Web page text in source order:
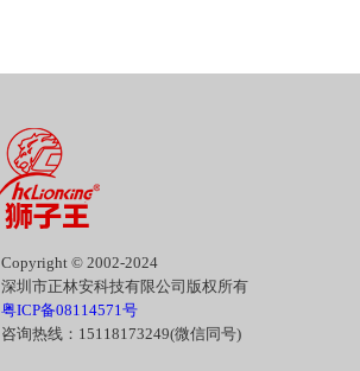
Copyright © 2002-2024
深圳市正林安科技有限公司版权所有
粤ICP备08114571号
咨询热线：15118173249(微信同号)